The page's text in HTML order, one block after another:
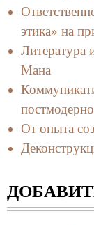
этика» на
Литература
Мана
От опыта